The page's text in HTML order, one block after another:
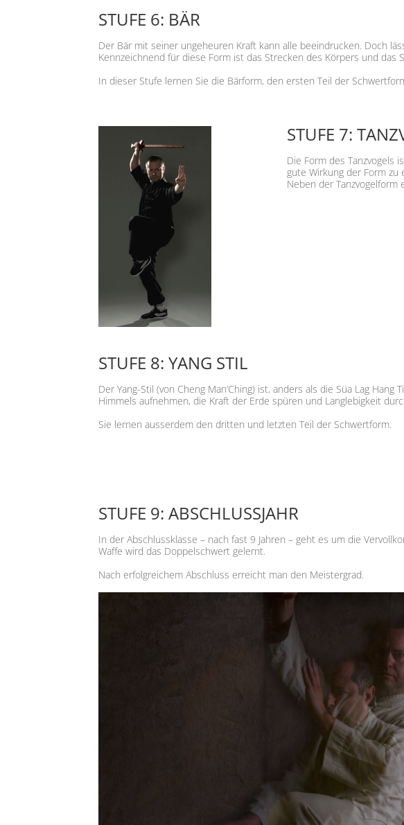
STUFE 6: BÄR
Der Bär mit seiner ungeheuren Kraft kann alle beeindrucken. Doch
Kennzeichnend für diese Form ist das Strecken des Körpers und das
In dieser Stufe lernen Sie die Bärform, den ersten Teil der
STUFE 7:
Die Form des Tanzvogels
gute Wirkung der Form
Neben der
STUFE 8: YANG STIL
Der Yang-Stil (von Cheng Man’Ching) ist, anders als die Süa Lag
Himmels aufnehmen, die Kraft der Erde spüren und Langlebigkeit
Sie lernen ausserdem den dritten und letzten Teil der Schwertform.
STUFE 9: ABSCHLUSSJAHR
In der Abschlussklasse – nach fast 9 Jahren – geht es um die
Waffe wird das Doppelschwert gelernt.
Nach erfolgreichem Abschluss erreicht man den Meistergrad.